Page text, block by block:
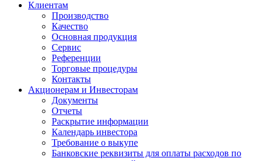
Клиентам
Производство
Качество
Основная продукция
Сервис
Референции
Торговые процедуры
Контакты
Акционерам и Инвесторам
Документы
Отчеты
Раскрытие информации
Календарь инвестора
Требование о выкупе
Банковские реквизиты для оплаты расходов по